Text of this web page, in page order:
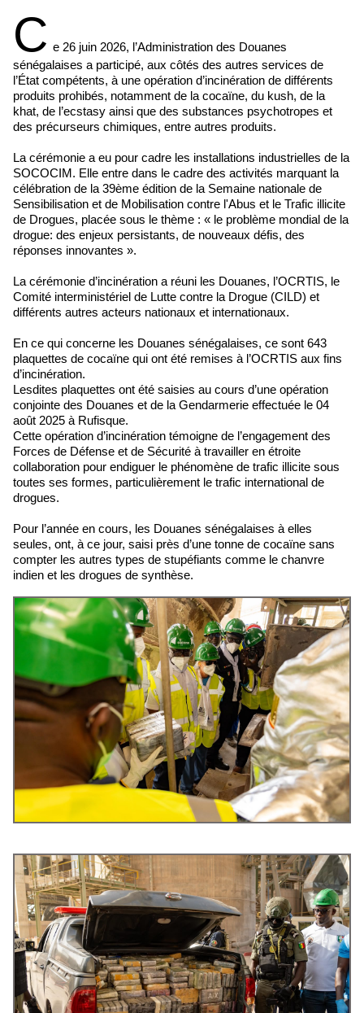
C e 26 juin 2026, l’Administration des Douanes
sénégalaises a participé, aux côtés des autres services de
l’État compétents, à une opération d’incinération de différents
produits prohibés, notamment de la cocaïne, du kush, de la
khat, de l’ecstasy ainsi que des substances psychotropes et
des précurseurs chimiques, entre autres produits.
La cérémonie a eu pour cadre les installations industrielles de la
SOCOCIM. Elle entre dans le cadre des activités marquant la
célébration de la 39ème édition de la Semaine nationale de
Sensibilisation et de Mobilisation contre l'Abus et le Trafic illicite
de Drogues, placée sous le thème : « le problème mondial de la
drogue: des enjeux persistants, de nouveaux défis, des
réponses innovantes ».
La cérémonie d’incinération a réuni les Douanes, l’OCRTIS, le
Comité interministériel de Lutte contre la Drogue (CILD) et
différents autres acteurs nationaux et internationaux.
En ce qui concerne les Douanes sénégalaises, ce sont 643
plaquettes de cocaïne qui ont été remises à l’OCRTIS aux fins
d’incinération.
Lesdites plaquettes ont été saisies au cours d’une opération
conjointe des Douanes et de la Gendarmerie effectuée le 04
août 2025 à Rufisque.
Cette opération d’incinération témoigne de l’engagement des
Forces de Défense et de Sécurité à travailler en étroite
collaboration pour endiguer le phénomène de trafic illicite sous
toutes ses formes, particulièrement le trafic international de
drogues.
Pour l’année en cours, les Douanes sénégalaises à elles
seules, ont, à ce jour, saisi près d’une tonne de cocaïne sans
compter les autres types de stupéfiants comme le chanvre
indien et les drogues de synthèse.